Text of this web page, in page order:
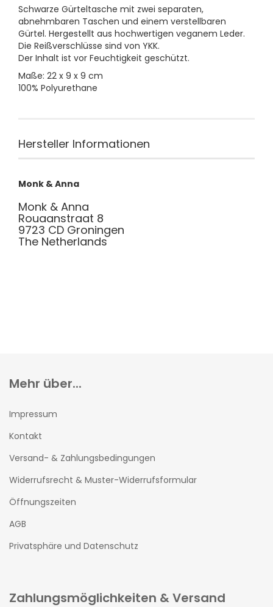
Schwarze Gürteltasche mit zwei separaten,
abnehmbaren Taschen und einem verstellbaren
Gürtel. Hergestellt aus hochwertigen veganem Leder.
Die Reißverschlüsse sind von YKK.
Der Inhalt ist vor Feuchtigkeit geschützt.
Maße: 22 x 9 x 9 cm
100% Polyurethane
Hersteller Informationen
Monk & Anna
Monk & Anna
Rouaanstraat 8
9723 CD Groningen
The Netherlands
Mehr über...
Impressum
Kontakt
Versand- & Zahlungsbedingungen
Widerrufsrecht & Muster-Widerrufsformular
Öffnungszeiten
AGB
Privatsphäre und Datenschutz
Zahlungsmöglichkeiten & Versand